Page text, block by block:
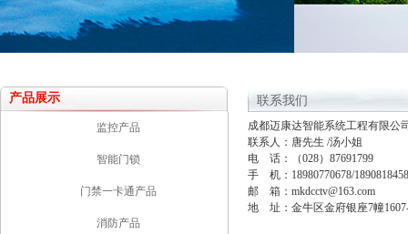
产品展示
监控产品
智能门锁
门禁一卡通产品
消防产品
联系我们
成都迈康达智能系统工程有限公
联系人：唐先生 /汤小姐
电 话：（028）87691799
手 机：18980770678/
邮 箱： mkdcctv@163.com
地 址：金牛区金府银座7幢